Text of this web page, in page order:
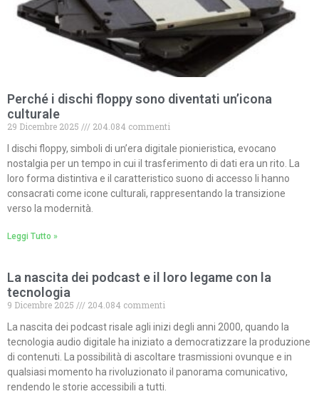
Perché i dischi floppy sono diventati un’icona
culturale
29 Dicembre 2025
204.084 commenti
I dischi floppy, simboli di un’era digitale pionieristica, evocano
nostalgia per un tempo in cui il trasferimento di dati era un rito. La
loro forma distintiva e il caratteristico suono di accesso li hanno
consacrati come icone culturali, rappresentando la transizione
verso la modernità.
Leggi Tutto »
La nascita dei podcast e il loro legame con la
tecnologia
9 Dicembre 2025
204.084 commenti
La nascita dei podcast risale agli inizi degli anni 2000, quando la
tecnologia audio digitale ha iniziato a democratizzare la produzione
di contenuti. La possibilità di ascoltare trasmissioni ovunque e in
qualsiasi momento ha rivoluzionato il panorama comunicativo,
rendendo le storie accessibili a tutti.